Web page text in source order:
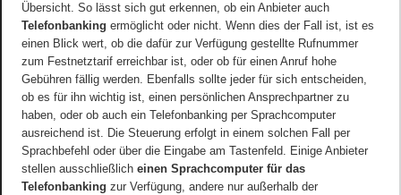
Übersicht. So lässt sich gut erkennen, ob ein Anbieter auch
Telefonbanking ermöglicht oder nicht. Wenn dies der Fall ist, ist es
einen Blick wert, ob die dafür zur Verfügung gestellte Rufnummer
zum Festnetztarif erreichbar ist, oder ob für einen Anruf hohe
Gebühren fällig werden. Ebenfalls sollte jeder für sich entscheiden,
ob es für ihn wichtig ist, einen persönlichen Ansprechpartner zu
haben, oder ob auch ein Telefonbanking per Sprachcomputer
ausreichend ist. Die Steuerung erfolgt in einem solchen Fall per
Sprachbefehl oder über die Eingabe am Tastenfeld. Einige Anbieter
stellen ausschließlicheinen Sprachcomputer für das
Telefonbanking zur Verfügung, andere nur außerhalb der